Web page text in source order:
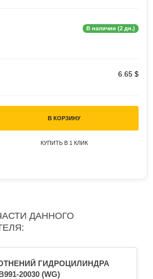
В наличии (2 дн.)
6.65 $
В КОРЗИНУ
КУПИТЬ В 1 КЛИК
ДАННОГО
ГИДРОЦИЛИНДРА
20030 (WG)